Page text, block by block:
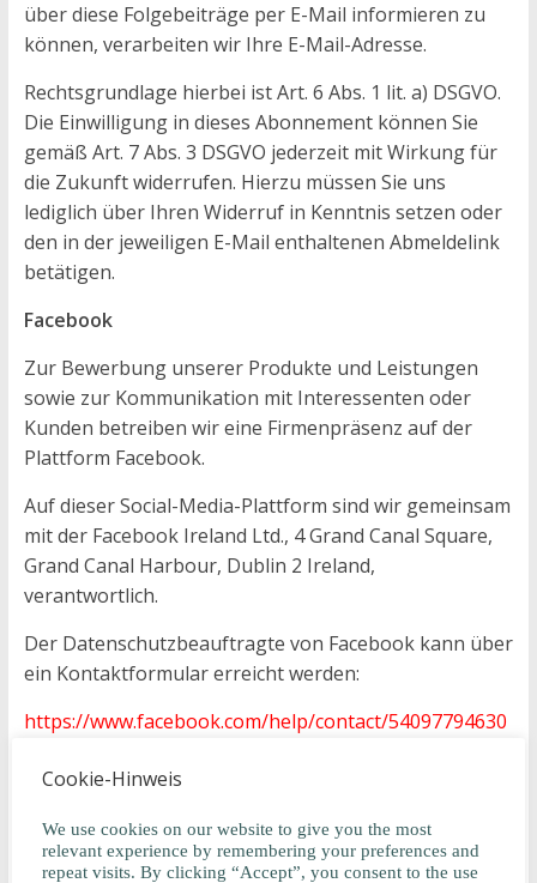
über diese Folgebeiträge per E-Mail informieren zu
können, verarbeiten wir Ihre E-Mail-Adresse.
Rechtsgrundlage hierbei ist Art. 6 Abs. 1 lit. a) DSGVO.
Die Einwilligung in dieses Abonnement können Sie
gemäß Art. 7 Abs. 3 DSGVO jederzeit mit Wirkung für
die Zukunft widerrufen. Hierzu müssen Sie uns
lediglich über Ihren Widerruf in Kenntnis setzen oder
den in der jeweiligen E-Mail enthaltenen Abmeldelink
betätigen.
Facebook
Zur Bewerbung unserer Produkte und Leistungen
sowie zur Kommunikation mit Interessenten oder
Kunden betreiben wir eine Firmenpräsenz auf der
Plattform Facebook.
Auf dieser Social-Media-Plattform sind wir gemeinsam
mit der Facebook Ireland Ltd., 4 Grand Canal Square,
Grand Canal Harbour, Dublin 2 Ireland,
verantwortlich.
Der Datenschutzbeauftragte von Facebook kann über
ein Kontaktformular erreicht werden:
https://www.facebook.com/help/contact/54097794630
Vereinbarung bezüglich der jeweiligen
Verpflichtungen im Sinne der DSGVO geregelt. Diese
Cookie-Hinweis
We use cookies on our website to give you the most
relevant experience by remembering your preferences and
repeat visits. By clicking “Accept”, you consent to the use